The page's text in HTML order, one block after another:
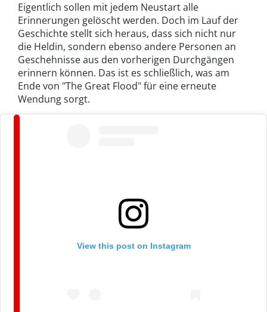
Eigentlich sollen mit jedem Neustart alle
Erinnerungen gelöscht werden. Doch im Lauf der
Geschichte stellt sich heraus, dass sich nicht nur
die Heldin, sondern ebenso andere Personen an
Geschehnisse aus den vorherigen Durchgängen
erinnern können. Das ist es schließlich, was am
Ende von "The Great Flood" für eine erneute
Wendung sorgt.
View this post on Instagram